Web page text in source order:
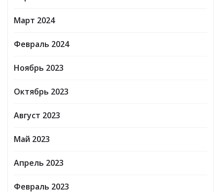
Март 2024
Февраль 2024
Ноябрь 2023
Октябрь 2023
Август 2023
Май 2023
Апрель 2023
Февраль 2023